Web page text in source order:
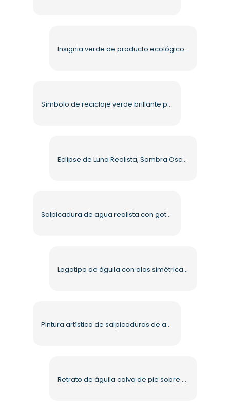
Insignia verde de producto ecológico con círculo de hojas PNG gratis
Símbolo de reciclaje verde brillante para uso ecológico (PNG gratuito)
Eclipse de Luna Realista, Sombra Oscura, Evento Cósmico, PNG Gratis
Salpicadura de agua realista con gotas cristalinas PNG gratis
Logotipo de águila con alas simétricas PNG gratis de alta calidad
Pintura artística de salpicaduras de agua azul PNG gratis
Retrato de águila calva de pie sobre una rama PNG gratis